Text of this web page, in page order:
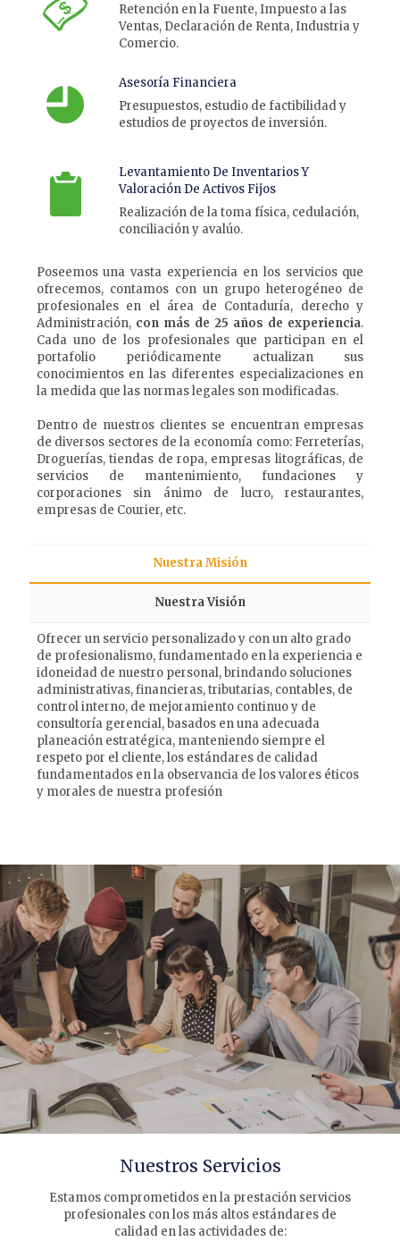
Retención en la Fuente, Impuesto a las
Ventas, Declaración de Renta, Industria y
Comercio.
Asesoría Financiera
Presupuestos, estudio de factibilidad y
estudios de proyectos de inversión.
Levantamiento De Inventarios Y
Valoración De Activos Fijos
Realización de la toma física, cedulación,
conciliación y avalúo.
Poseemos una vasta experiencia en los servicios que
ofrecemos, contamos con un grupo heterogéneo de
profesionales en el área de Contaduría, derecho y
Administración, con más de 25 años de experiencia.
Cada uno de los profesionales que participan en el
portafolio periódicamente actualizan sus
conocimientos en las diferentes especializaciones en
la medida que las normas legales son modificadas.
Dentro de nuestros clientes se encuentran empresas
de diversos sectores de la economía como: Ferreterías,
Droguerías, tiendas de ropa, empresas litográficas, de
servicios de mantenimiento, fundaciones y
corporaciones sin ánimo de lucro, restaurantes,
empresas de Courier, etc.
Nuestra Misión
Nuestra Visión
Ofrecer un servicio personalizado y con un alto grado
de profesionalismo, fundamentado en la experiencia e
idoneidad de nuestro personal, brindando soluciones
administrativas, financieras, tributarias, contables, de
control interno, de mejoramiento continuo y de
consultoría gerencial, basados en una adecuada
planeación estratégica, manteniendo siempre el
respeto por el cliente, los estándares de calidad
fundamentados en la observancia de los valores éticos
y morales de nuestra profesión
Nuestros Servicios
Estamos comprometidos en la prestación servicios
profesionales con los más altos estándares de
calidad en las actividades de: